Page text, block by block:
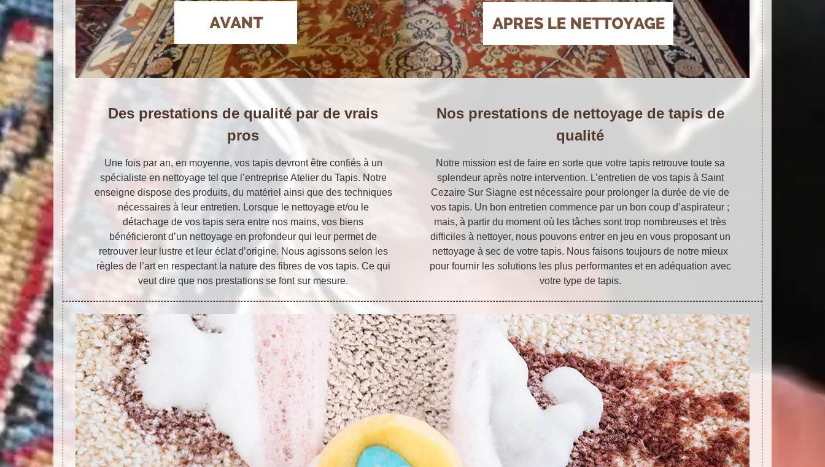
Des prestations de qualité par de vrais
pros
Une fois par an, en moyenne, vos tapis devront être confiés à un
spécialiste en nettoyage tel que l’entreprise Atelier du Tapis. Notre
enseigne dispose des produits, du matériel ainsi que des techniques
nécessaires à leur entretien. Lorsque le nettoyage et/ou le
détachage de vos tapis sera entre nos mains, vos biens
bénéficieront d’un nettoyage en profondeur qui leur permet de
retrouver leur lustre et leur éclat d’origine. Nous agissons selon les
règles de l’art en respectant la nature des fibres de vos tapis. Ce qui
veut dire que nos prestations se font sur mesure.
Nos prestations de nettoyage de tapis de
qualité
Notre mission est de faire en sorte que votre tapis retrouve toute sa
splendeur après notre intervention. L’entretien de vos tapis à Saint
Cezaire Sur Siagne est nécessaire pour prolonger la durée de vie de
vos tapis. Un bon entretien commence par un bon coup d’aspirateur ;
mais, à partir du moment où les tâches sont trop nombreuses et très
difficiles à nettoyer, nous pouvons entrer en jeu en vous proposant un
nettoyage à sec de votre tapis. Nous faisons toujours de notre mieux
pour fournir les solutions les plus performantes et en adéquation avec
votre type de tapis.